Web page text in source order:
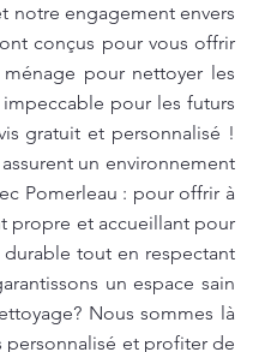
notre engagement envers
conçus pour vous offrir
pour nettoyer les
pour les futurs
gratuit et personnalisé !
un environnement
Pomerleau : pour offrir à
propre et accueillant pour
tout en respectant
un espace sain
Nous sommes là
personnalisé et profiter de